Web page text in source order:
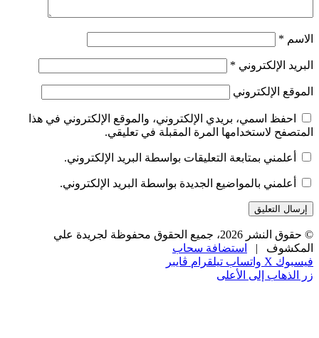
الاسم *
البريد الإلكتروني *
الموقع الإلكتروني
احفظ اسمي، بريدي الإلكتروني، والموقع الإلكتروني في هذا
المتصفح لاستخدامها المرة المقبلة في تعليقي.
أعلمني بمتابعة التعليقات بواسطة البريد الإلكتروني.
أعلمني بالمواضيع الجديدة بواسطة البريد الإلكتروني.
© حقوق النشر 2026، جميع الحقوق محفوظة لجريدة علي
المكشوف |
استضافة سحاب
فيسبوك ‫X واتساب تيلقرام ڤايبر
زر الذهاب إلى الأعلى